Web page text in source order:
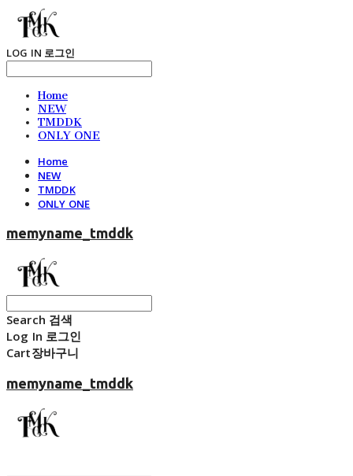
LOG IN 로그인
Home
NEW
TMDDK
ONLY ONE
Home
NEW
TMDDK
ONLY ONE
memyname_tmddk
Search 검색
Log In 로그인
Cart장바구니
memyname_tmddk